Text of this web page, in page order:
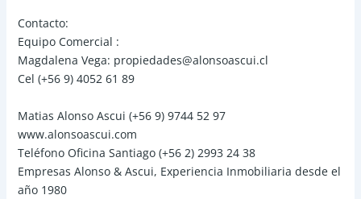
Contacto:
Equipo Comercial :
Magdalena Vega: propiedades@alonsoascui.cl
Cel (+56 9) 4052 61 89
Matias Alonso Ascui (+56 9) 9744 52 97
www.alonsoascui.com
Teléfono Oficina Santiago (+56 2) 2993 24 38
Empresas Alonso & Ascui, Experiencia Inmobiliaria desde el
año 1980